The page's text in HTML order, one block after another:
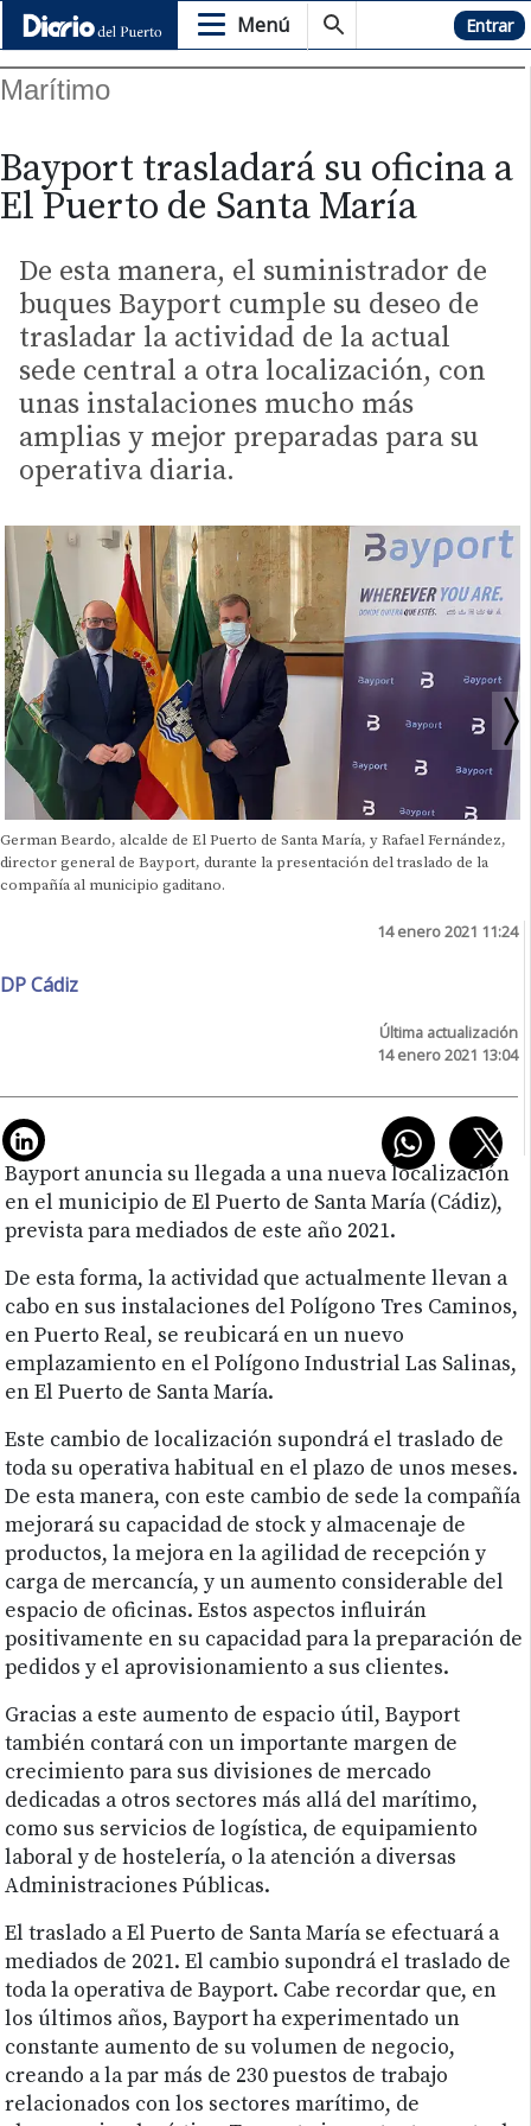
Menú Hemeroteca Entrar
Marítimo
Bayport trasladará su oficina a
El Puerto de Santa María
De esta manera, el suministrador de
buques Bayport cumple su deseo de
trasladar la actividad de la actual
sede central a otra localización, con
unas instalaciones mucho más
amplias y mejor preparadas para su
operativa diaria.
German Beardo, alcalde de El Puerto de Santa María, y Rafael Fernández,
director general de Bayport, durante la presentación del traslado de la
compañía al municipio gaditano.
14 enero 2021 11:24
DP Cádiz
Última actualización
14 enero 2021 13:04
Bayport anuncia su llegada a una nueva localización
en el municipio de El Puerto de Santa María (Cádiz),
prevista para mediados de este año 2021.
De esta forma, la actividad que actualmente llevan a
cabo en sus instalaciones del Polígono Tres Caminos,
en Puerto Real, se reubicará en un nuevo
emplazamiento en el Polígono Industrial Las Salinas,
en El Puerto de Santa María.
Este cambio de localización supondrá el traslado de
toda su operativa habitual en el plazo de unos meses.
De esta manera, con este cambio de sede la compañía
mejorará su capacidad de stock y almacenaje de
productos, la mejora en la agilidad de recepción y
carga de mercancía, y un aumento considerable del
espacio de oficinas. Estos aspectos influirán
positivamente en su capacidad para la preparación de
pedidos y el aprovisionamiento a sus clientes.
Gracias a este aumento de espacio útil, Bayport
también contará con un importante margen de
crecimiento para sus divisiones de mercado
dedicadas a otros sectores más allá del marítimo,
como sus servicios de logística, de equipamiento
laboral y de hostelería, o la atención a diversas
Administraciones Públicas.
El traslado a El Puerto de Santa María se efectuará a
mediados de 2021. El cambio supondrá el traslado de
toda la operativa de Bayport. Cabe recordar que, en
los últimos años, Bayport ha experimentado un
constante aumento de su volumen de negocio,
creando a la par más de 230 puestos de trabajo
relacionados con los sectores marítimo, de